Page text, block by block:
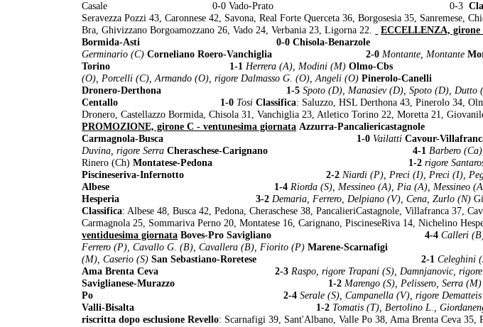
Casale 0-0 Vado-Prato 0-3
Seravezza Pozzi 43, Caronnese 42, Savona, Real Forte Querceta 36, Borgosesia 35, Sanremese,
Bra, Ghivizzano Borgoamozzano 26, Vado 24, Verbania 23, Ligorna 22.
ECCELLENZA, girone
Bormida-Asti 0-0 Chisola-
Germinario (C) Corneliano Roero-Vanchiglia 2-0 Montante, Montante
Torino 1-1 Herrera (A), Modini (M) Olmo-
(O), Porcelli (C), Armando (O), rigore Dalmasso G. (O), Angeli (O) Pinerolo-
Dronero-Derthona 1-5 Spoto (D), Manasiev (D), Spoto (D), Dutto
Centallo 1-0 Tosi Classifica: Saluzzo, HSL Derthona 43, Pinerolo 34,
Dronero, Castellazzo Bormida, Chisola 31, Vanchiglia 23, Atletico Torino 22, Moretta 21,
PROMOZIONE, girone C - ventunesima giornata Azzurra-
Carmagnola-Busca 1-0 Vailatti
Duvina, rigore Serra Cheraschese-Carignano 4-1 Barbero
Rinero (Ch)Montatese-Pedona 1-2 rigore
Piscineseriva-Infernotto 2-2 Niardi (P), Preci (I), Preci (I),
Albese 1-4 Riorda (S), Messineo (A), Pia (A), Messineo
Hesperia 3-2 Demaria, Ferrero, Delpiano (V), Cena, Zurlo (N)
Classifica: Albese 48, Busca 42, Pedona, Cheraschese 38, PancalieriCastagnole, Villafranca 37,
Carmagnola 25, Sommariva Perno 20, Montatese 16, Carignano, PiscineseRiva 14, Nichelino
ventiduesima giornata Boves-Pro Savigliano 4-4 Calleri
Ferrero (P), Cavallo G. (B), Cavallera (B), Fiorito (P) Marene-
(M), Caserio (S) San Sebastiano-Roretese 2-1 Celeghini
Ama Brenta Ceva 2-3 Raspo, rigore Trapani (S), Damnjanovic,
Saviglianese-Murazzo 1-2 Marengo (S), Pelissero, Serra (M)
Po 2-4 Serale (S), Campanella (V), rigore
Valli-Bisalta 1-2 Tomatis (T), Bertolino L.,
riscritta dopo esclusione Revello: Scarnafigi 39, Sant'Albano, Valle Po 38, Ama Brenta Ceva 35,